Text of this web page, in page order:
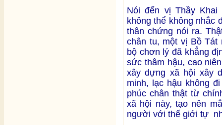
Nói đến vị Thầy
không thể không nhắc
thân chứng nói ra.
chân tu, một vị Bồ Tát
bộ chơn lý đã khẳng
sức thâm hậu, cao
xây dựng xã hội xây
minh, lạc hậu không
phúc chân thật từ
xã hội này, tạo nên
người với thế giới tự